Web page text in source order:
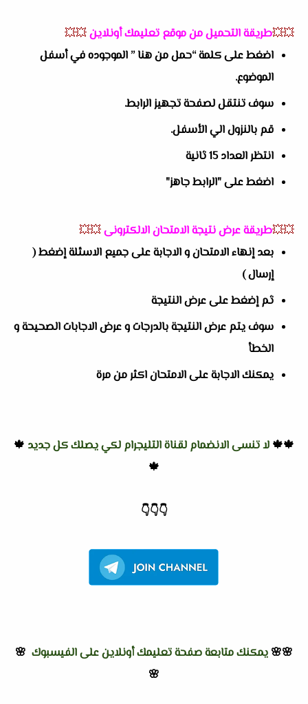
💥💥طريقة التحميل من موقع تعليمك أونلاين💥💥
اضغط على كلمة “حمل من هنا ” الموجوده في أسفل
الموضوع.
سوف تنتقل لصفحة تجهيز الرابط.
قم بالنزول الي الأسفل.
انتظر العداد 15 ثانية
اضغط على "الرابط جاهز"
💥💥طريقة عرض نتيجة الامتحان الالكترونى💥💥
بعد إنهاء الامتحان و الاجابة على جميع الاسئلة إضغط (
إرسال )
ثم إضغط على عرض النتيجة
سوف يتم عرض النتيجة بالدرجات و عرض الاجابات الصحيحة و
الخطأ
يمكنك الاجابة على الامتحان اكثر من مرة
🍁🍁 لا تنسى الانضمام لقناة التليجرام لكي يصلك كل جديد 🍁
🍁
👇
👇
👇
🌸🌸 يمكنك متابعة صفحة تعليمك أونلاين على الفيسبوك 🌸
🌸